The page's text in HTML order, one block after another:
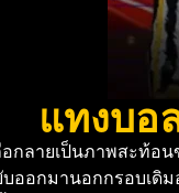
แทงบอ
กลายเป็นภาพสะท้อน
ออกมานอกกรอบเดิม